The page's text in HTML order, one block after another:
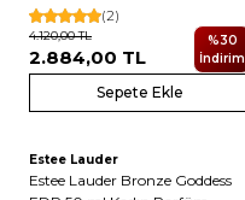
(2)
4.120,00TL
2.884,00 TL
%30
İndirim
Sepete Ekle
Yeni
2
Estee Lauder
Estee Lauder Bronze Goddess